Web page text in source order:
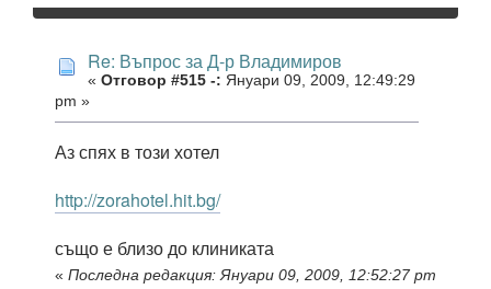
Re: Въпрос за Д-р Владимиров
« Отговор #515 -: Януари 09, 2009, 12:49:29
pm »
Аз спях в този хотел
http://zorahotel.hit.bg/
също е близо до клиниката
« Последна редакция: Януари 09, 2009, 12:52:27 pm